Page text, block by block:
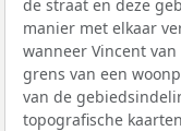
de straat en deze
manier met elkaar
wanneer Vincent
grens van een
van de
topografische